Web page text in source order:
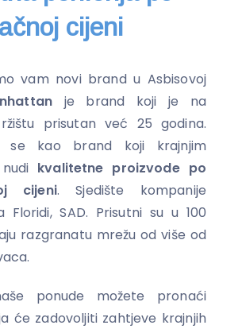
cijeni
vam novi brand u Asbisovoj
je brand koji je na
prisutan već 25 godina.
se kao brand koji krajnjim
kvalitetne proizvode po
cijeni. Sjedište kompanije
Floridi, SAD. Prisutni su u 100
razgranatu mrežu od više od
ponude možete pronaći
će zadovoljiti zahtjeve krajnjih